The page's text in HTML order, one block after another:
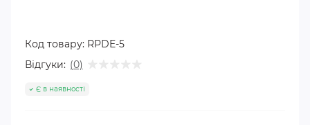
Код товару: RPDE-5
Відгуки: (0)
Є в наявності